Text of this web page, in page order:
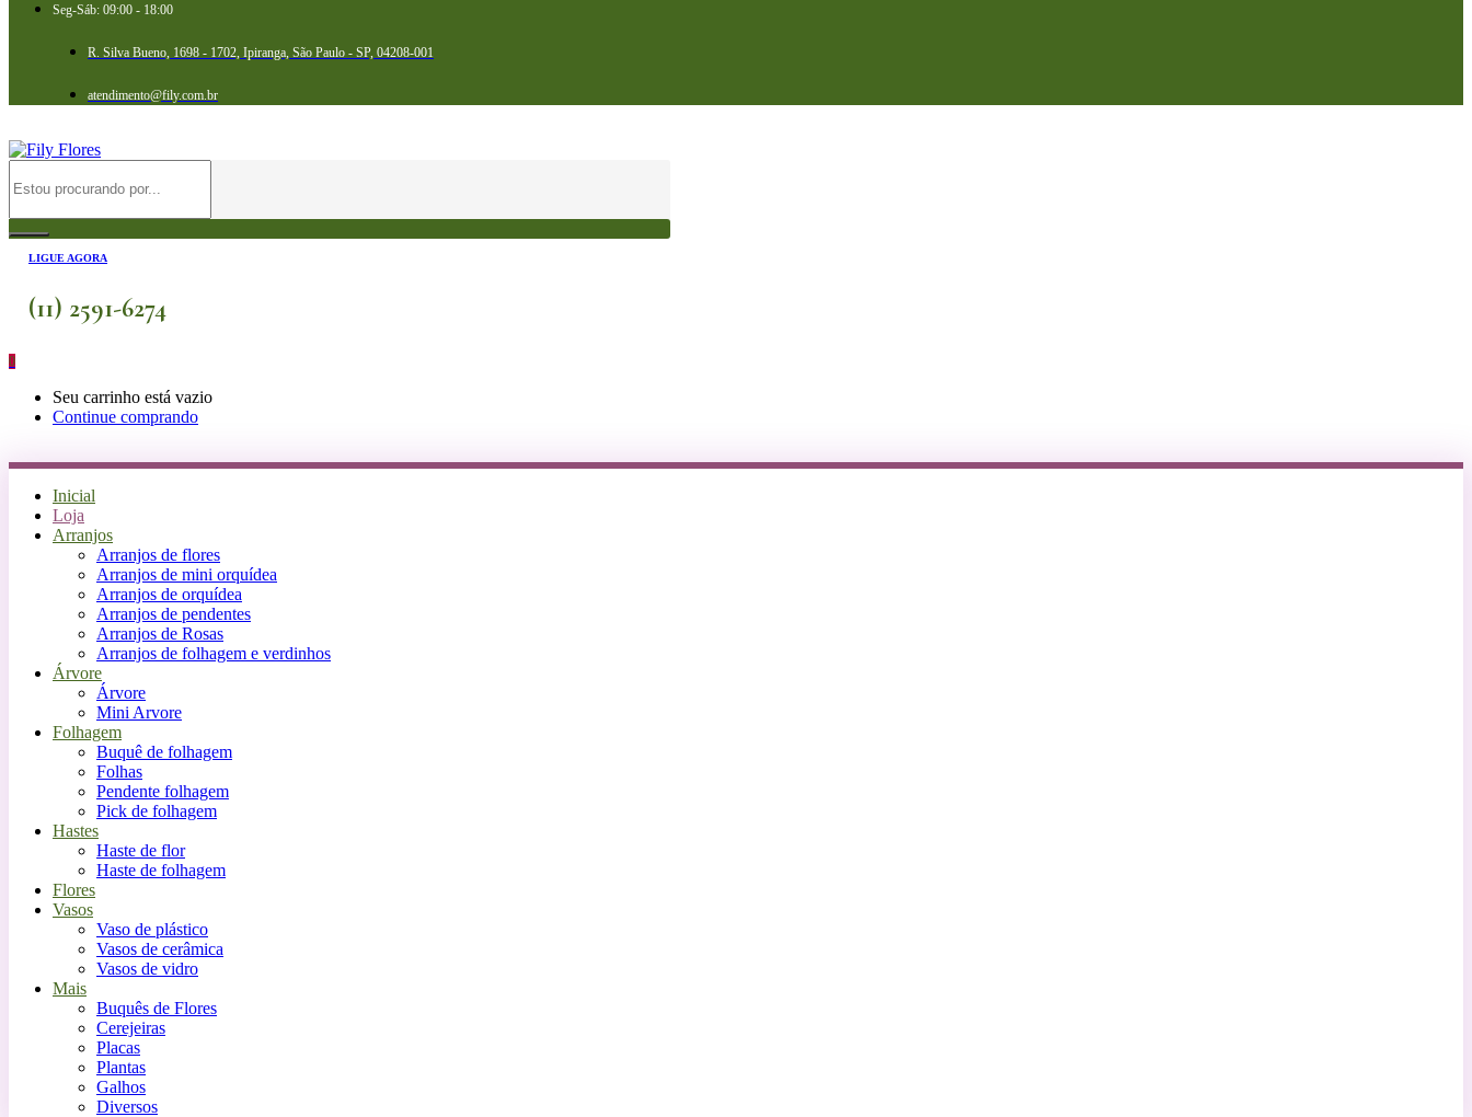
Seg-Sáb: 09:00 - 18:00
R. Silva Bueno, 1698 - 1702, Ipiranga, São Paulo - SP, 04208-001
atendimento@fily.com.br
LIGUE AGORA
(11) 2591-6274
0
Seu carrinho está vazio
Continue comprando
Inicial
Loja
Arranjos
Arranjos de flores
Arranjos de mini orquídea
Arranjos de orquídea
Arranjos de pendentes
Arranjos de Rosas
Arranjos de folhagem e verdinhos
Árvore
Árvore
Mini Arvore
Folhagem
Buquê de folhagem
Folhas
Pendente folhagem
Pick de folhagem
Hastes
Haste de flor
Haste de folhagem
Flores
Vasos
Vaso de plástico
Vasos de cerâmica
Vasos de vidro
Mais
Buquês de Flores
Cerejeiras
Placas
Plantas
Galhos
Diversos